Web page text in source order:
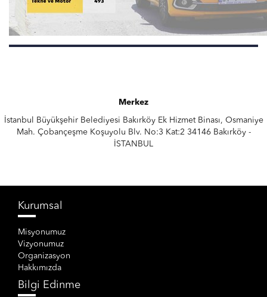
Merkez
İstanbul Büyükşehir Belediyesi Bakırköy Ek Hizmet Binası, Osmaniye
Mah. Çobançeşme Koşuyolu Blv. No:3 Kat:2 34146 Bakırköy -
İSTANBUL
Kurumsal
Misyonumuz
Vizyonumuz
Organizasyon
Hakkımızda
Bilgi Edinme